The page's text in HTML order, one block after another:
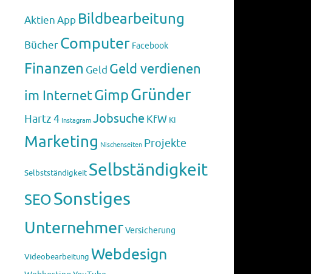
AktienApp Bildbearbeitung
BücherComputer Facebook
Finanzen Geld Geld verdienen
im InternetGimpGründer
Hartz 4 Instagram Jobsuche KfW KI
Marketing Nischenseiten Projekte
Selbstständigkeit Selbständigkeit
SEOSonstiges
UnternehmerVersicherung
Videobearbeitung Webdesign